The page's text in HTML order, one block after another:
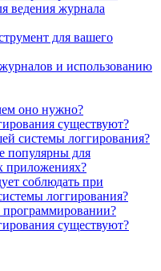
ведения журнала
для вашего
и использованию
оно нужно?
существуют?
системы логгирования?
популярны для
приложениях?
соблюдать при
логгирования?
существуют?